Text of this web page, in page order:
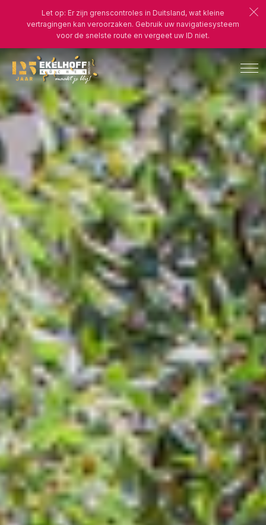
Let op: Er zijn grenscontroles in Duitsland, wat kleine
vertragingen kan veroorzaken. Gebruik uw navigatiesysteem
voor de snelste route en vergeet uw ID niet.